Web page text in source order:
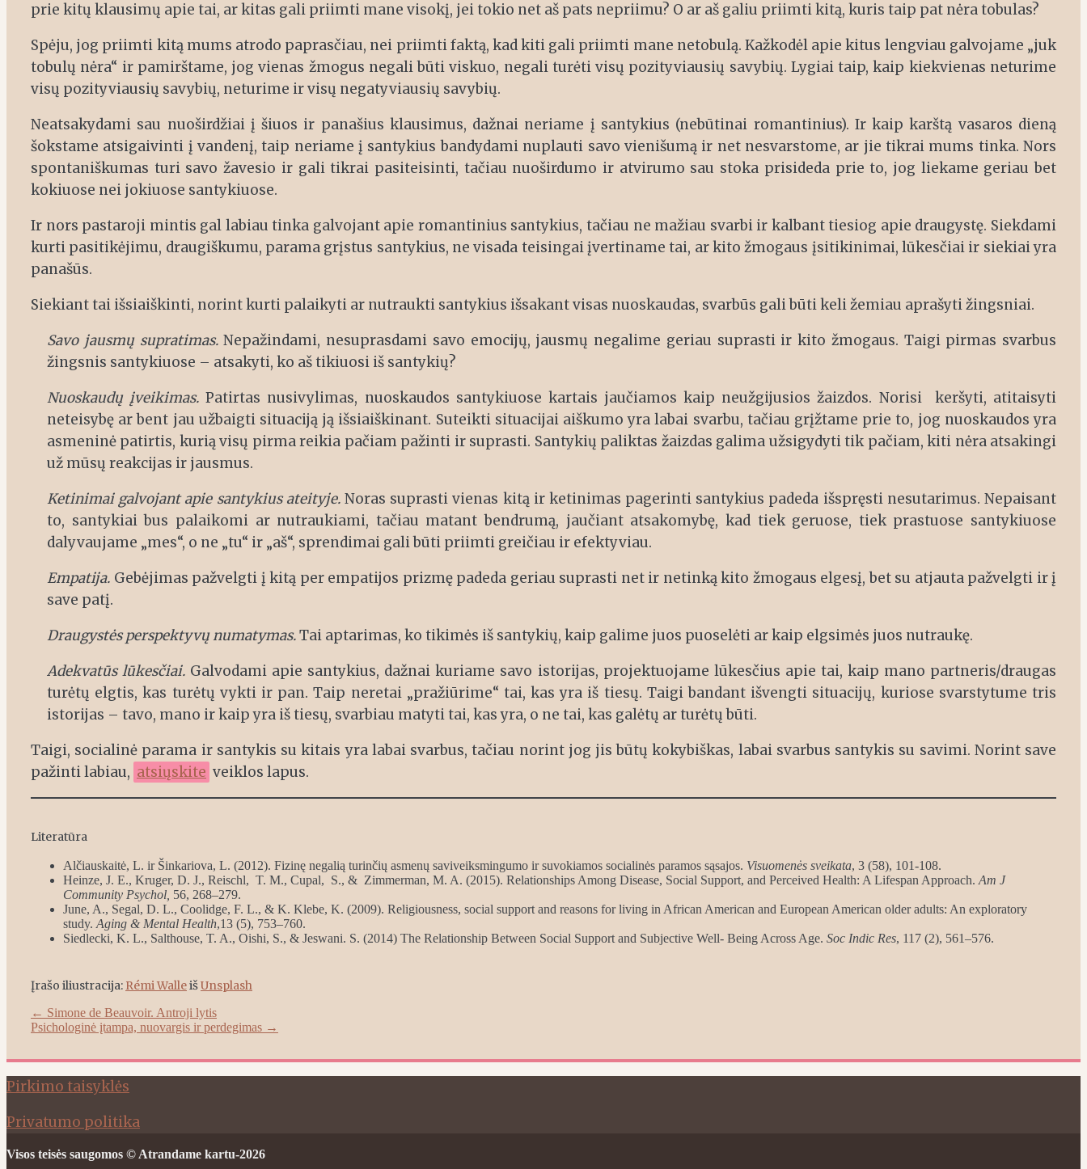
prie kitų klausimų apie tai, ar kitas gali priimti mane visokį, jei tokio net aš pats nepriimu? O ar aš galiu priimti kitą, kuris taip pat nėra tobulas?
Spėju, jog priimti kitą mums atrodo paprasčiau, nei priimti faktą, kad kiti gali priimti mane netobulą. Kažkodėl apie kitus lengviau galvojame „juk
tobulų nėra“ ir pamirštame, jog vienas žmogus negali būti viskuo, negali turėti visų pozityviausių savybių. Lygiai taip, kaip kiekvienas neturime
visų pozityviausių savybių, neturime ir visų negatyviausių savybių.
Neatsakydami sau nuoširdžiai į šiuos ir panašius klausimus, dažnai neriame į santykius (nebūtinai romantinius). Ir kaip karštą vasaros dieną
šokstame atsigaivinti į vandenį, taip neriame į santykius bandydami nuplauti savo vienišumą ir net nesvarstome, ar jie tikrai mums tinka. Nors
spontaniškumas turi savo žavesio ir gali tikrai pasiteisinti, tačiau nuoširdumo ir atvirumo sau stoka prisideda prie to, jog liekame geriau bet
kokiuose nei jokiuose santykiuose.
Ir nors pastaroji mintis gal labiau tinka galvojant apie romantinius santykius, tačiau ne mažiau svarbi ir kalbant tiesiog apie draugystę. Siekdami
kurti pasitikėjimu, draugiškumu, parama grįstus santykius, ne visada teisingai įvertiname tai, ar kito žmogaus įsitikinimai, lūkesčiai ir siekiai yra
panašūs.
Siekiant tai išsiaiškinti, norint kurti palaikyti ar nutraukti santykius išsakant visas nuoskaudas, svarbūs gali būti keli žemiau aprašyti žingsniai.
Savo jausmų supratimas.Nepažindami, nesuprasdami savo emocijų, jausmų negalime geriau suprasti ir kito žmogaus. Taigi pirmas svarbus
žingsnis santykiuose – atsakyti, ko aš tikiuosi iš santykių?
Nuoskaudų įveikimas. Patirtas nusivylimas, nuoskaudos santykiuose kartais jaučiamos kaip neužgijusios žaizdos. Norisi keršyti, atitaisyti
neteisybę ar bent jau užbaigti situaciją ją išsiaiškinant. Suteikti situacijai aiškumo yra labai svarbu, tačiau grįžtame prie to, jog nuoskaudos yra
asmeninė patirtis, kurią visų pirma reikia pačiam pažinti ir suprasti. Santykių paliktas žaizdas galima užsigydyti tik pačiam, kiti nėra atsakingi
už mūsų reakcijas ir jausmus.
Ketinimai galvojant apie santykius ateityje.Noras suprasti vienas kitą ir ketinimas pagerinti santykius padeda išspręsti nesutarimus. Nepaisant
to, santykiai bus palaikomi ar nutraukiami, tačiau matant bendrumą, jaučiant atsakomybę, kad tiek geruose, tiek prastuose santykiuose
dalyvaujame „mes“, o ne „tu“ ir „aš“, sprendimai gali būti priimti greičiau ir efektyviau.
Empatija. Gebėjimas pažvelgti į kitą per empatijos prizmę padeda geriau suprasti net ir netinką kito žmogaus elgesį, bet su atjauta pažvelgti ir į
save patį.
Draugystės perspektyvų numatymas.Tai aptarimas, ko tikimės iš santykių, kaip galime juos puoselėti ar kaip elgsimės juos nutraukę.
Adekvatūs lūkesčiai. Galvodami apie santykius, dažnai kuriame savo istorijas, projektuojame lūkesčius apie tai, kaip mano partneris/draugas
turėtų elgtis, kas turėtų vykti ir pan. Taip neretai „pražiūrime“ tai, kas yra iš tiesų. Taigi bandant išvengti situacijų, kuriose svarstytume tris
istorijas – tavo, mano ir kaip yra iš tiesų, svarbiau matyti tai, kas yra, o ne tai, kas galėtų ar turėtų būti.
Taigi, socialinė parama ir santykis su kitais yra labai svarbus, tačiau norint jog jis būtų kokybiškas, labai svarbus santykis su savimi. Norint save
pažinti labiau, atsiųskite veiklos lapus.
Literatūra
Alčiauskaitė, L. ir Šinkariova, L. (2012). Fizinę negalią turinčių asmenų saviveiksmingumo ir suvokiamos socialinės paramos sąsajos. Visuomenės sveikata, 3 (58), 101-108.
Heinze, J. E., Kruger, D. J., Reischl, T. M., Cupal, S., & Zimmerman, M. A. (2015). Relationships Among Disease, Social Support, and Perceived Health: A Lifespan Approach. Am J
Community Psychol, 56, 268–279.
June, A., Segal, D. L., Coolidge, F. L., & K. Klebe, K. (2009). Religiousness, social support and reasons for living in African American and European American older adults: An exploratory
study. Aging & Mental Health,13 (5), 753–760.
Siedlecki, K. L., Salthouse, T. A., Oishi, S., & Jeswani. S. (2014) The Relationship Between Social Support and Subjective Well- Being Across Age. Soc Indic Res, 117 (2), 561–576.
Įrašo iliustracija: Rémi WalleišUnsplash
Post
navigation
← Simone de Beauvoir. Antroji lytis
Psichologinė įtampa, nuovargis ir perdegimas →
Pirkimo taisyklės
Privatumo politika
Visos teisės saugomos © Atrandame kartu-2026